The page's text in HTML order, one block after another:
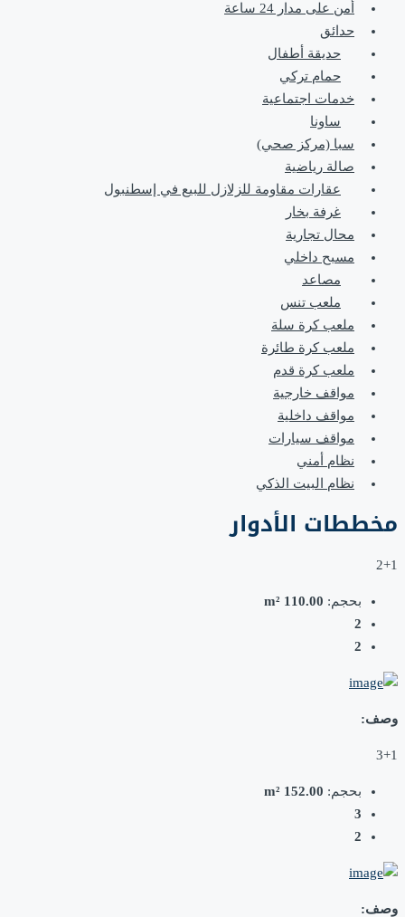
أمن على مدار 24 ساعة
حدائق
حديقة أطفال
حمام تركي
خدمات اجتماعية
ساونا
سبا (مركز صحي)
صالة رياضية
عقارات مقاومة للزلازل للبيع في إسطنبول
غرفة بخار
محال تجارية
مسبح داخلي
مصاعد
ملعب تنس
ملعب كرة سلة
ملعب كرة طائرة
ملعب كرة قدم
مواقف خارجية
مواقف داخلية
مواقف سيارات
نظام أمني
نظام البيت الذكي
مخططات الأدوار
2+1
بحجم: 110.00 m²
2
2
وصف:
3+1
بحجم: 152.00 m²
3
2
وصف: